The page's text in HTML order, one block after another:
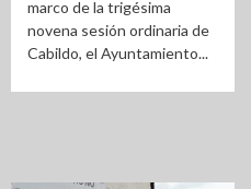
marco de la trigésima
novena sesión ordinaria de
Cabildo, el Ayuntamiento...